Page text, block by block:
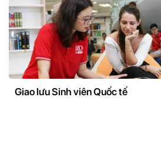
Giao lưu Sinh viên Quốc tế